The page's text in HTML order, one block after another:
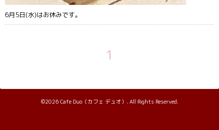
6月5日(水)はお休みです。
1
©2026Cafe Duo（カフェ デュオ） . All Rights Reserved.